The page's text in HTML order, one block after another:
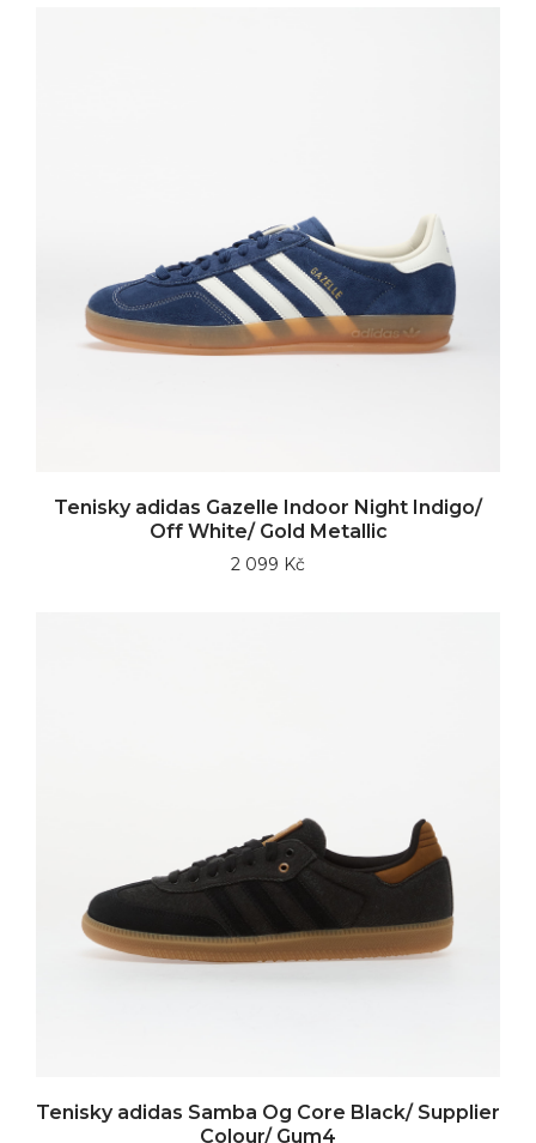
Tenisky adidas Gazelle Indoor Night Indigo/
Off White/ Gold Metallic
2 099 Kč
Tenisky adidas Samba Og Core Black/ Supplier
Colour/ Gum4